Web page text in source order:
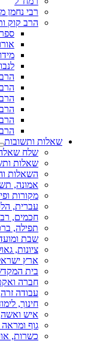
רבי נחמן
הרב קוק
שאלות ותשובות
שלח
שאלות
השאלות
אמונה,
מקורות
עברית,
חכמים,
תפילה,
שבת
ציונות,
ארץ
בית
חברה
עבודה
חינוך,
איש
גוף ומראה
כשרות,